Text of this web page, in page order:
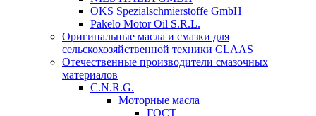
OKS Spezialschmierstoffe GmbH
Pakelo Motor Oil S.R.L.
Оригинальные масла и смазки для
сельскохозяйственной техники CLAAS
Отечественные производители смазочных
материалов
C.N.R.G.
Моторные масла
ГОСТ